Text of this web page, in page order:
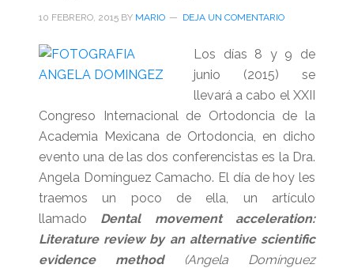
10 FEBRERO, 2015BY MARIO DEJA UN COMENTARIO
Los días 8 y 9 de
junio (2015) se
llevará a cabo el XXII
Congreso Internacional de Ortodoncia de la
Academia Mexicana de Ortodoncia, en dicho
evento una de las dos conferencistas es la Dra.
Angela Domínguez Camacho. El día de hoy les
traemos un poco de ella, un artículo
llamado Dental movement acceleration:
Literature review by an alternative scientific
evidence method
(Angela Domínguez